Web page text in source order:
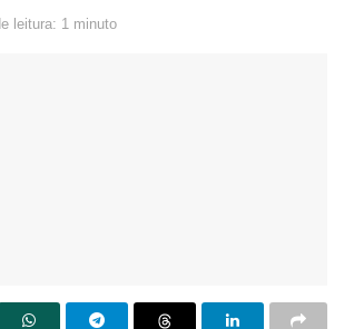
leitura: 1 minuto